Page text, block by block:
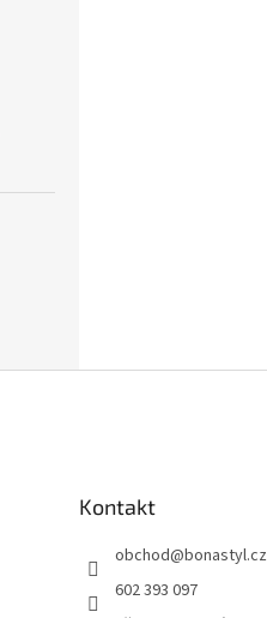
Kontakt
obchod@bonastyl.cz
602 393 097